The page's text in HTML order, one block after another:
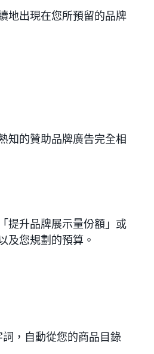
地出現在您所預留的品牌
知的贊助品牌廣告完全相
提升品牌展示量份額」或
及您規劃的預算。
，自動從您的商品目錄